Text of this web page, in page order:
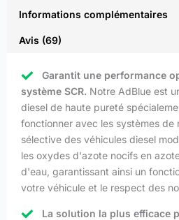
Informations complémentaires
Avis (69)
Garantit une performance
système SCR. Notre AdBlue est
diesel de haute pureté
fonctionner avec les systèmes
sélective des véhicules diesel
les oxydes d'azote nocifs en
d'eau, garantissant ainsi un
votre véhicule et le respect des
La solution la plus efficace